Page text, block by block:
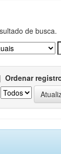
de busca.
| Ordenar